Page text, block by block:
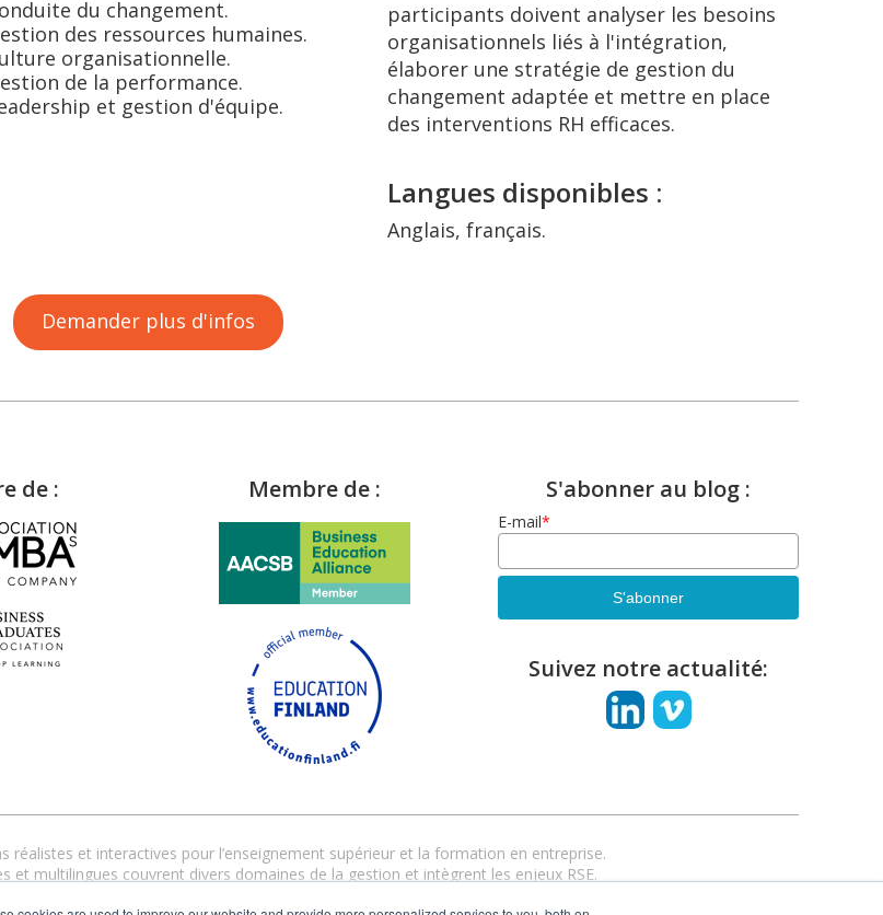
du changement.
des ressources humaines.
organisationnelle.
de la performance.
et gestion d'équipe.
participants doivent analyser les besoins
organisationnels liés à l'intégration,
élaborer une stratégie de gestion du
changement adaptée et mettre en place
des interventions RH efficaces.
Langues disponibles :
Anglais, français.
Demander plus d'infos
de : Membre de : S'abonner au blog :
E-mail*
Suivez notre actualité:
réalistes et interactives pour l’enseignement supérieur et la formation en entreprise.
et multilingues couvrent divers domaines de la gestion et intègrent les enjeux RSE.